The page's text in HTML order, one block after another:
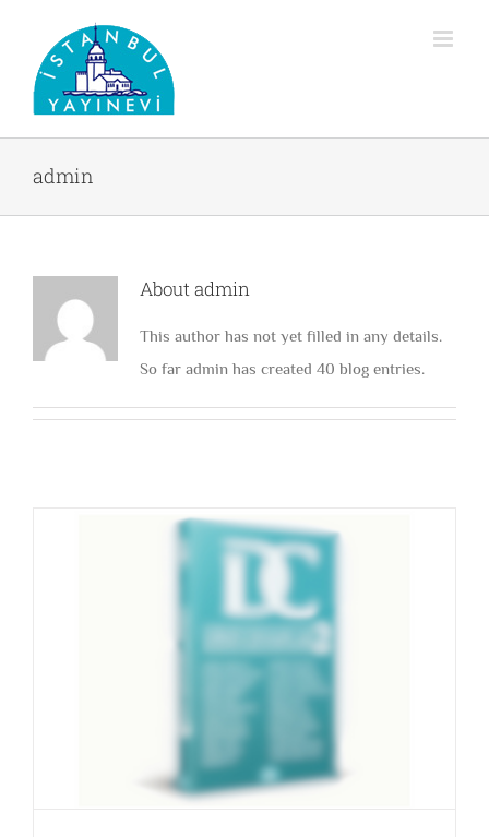
content
admin
Aboutadmin
This author has not yet filled in any details.
So far admin has created 40 blog entries.